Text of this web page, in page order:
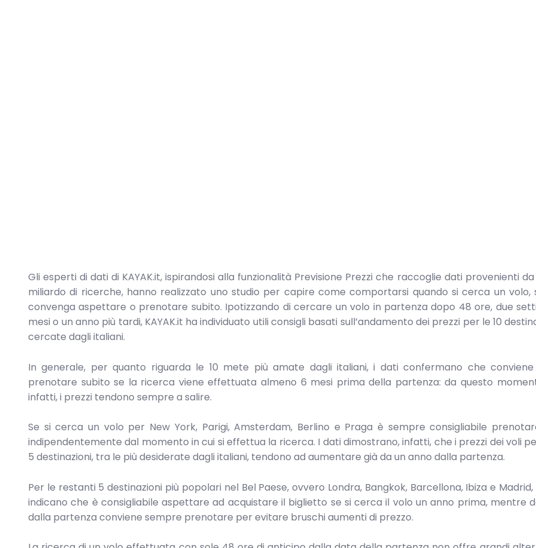
Gli esperti di dati di KAYAK.it, ispirandosi alla funzionalità Previsione Prezzi che raccoglie dati provenienti
miliardo di ricerche, hanno realizzato uno studio per capire come comportarsi quando si cerca un volo,
convenga aspettare o prenotare subito. Ipotizzando di cercare un volo in partenza dopo 48 ore, due
mesi o un anno più tardi, KAYAK.it ha individuato utili consigli basati sull’andamento dei prezzi per le 10
cercate dagli italiani.
In generale, per quanto riguarda le 10 mete più amate dagli italiani, i dati confermano che
prenotare subito se la ricerca viene effettuata almeno 6 mesi prima della partenza: da questo
infatti, i prezzi tendono sempre a salire.
Se si cerca un volo per New York, Parigi, Amsterdam, Berlino e Praga è sempre consigliabile
indipendentemente dal momento in cui si effettua la ricerca. I dati dimostrano, infatti, che i prezzi dei voli
5 destinazioni, tra le più desiderate dagli italiani, tendono ad aumentare già da un anno dalla partenza.
Per le restanti 5 destinazioni più popolari nel Bel Paese, ovvero Londra, Bangkok, Barcellona, Ibiza e Madrid,
indicano che è consigliabile aspettare ad acquistare il biglietto se si cerca il volo un anno prima, mentre
dalla partenza conviene sempre prenotare per evitare bruschi aumenti di prezzo.